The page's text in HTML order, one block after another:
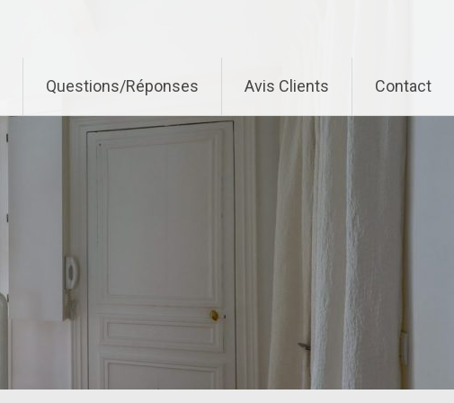
Questions/Réponses Avis Clients Contact